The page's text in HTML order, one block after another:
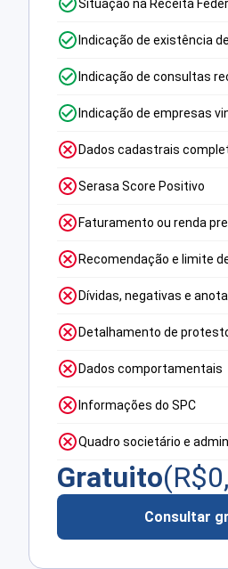
Situação na Receita
Indicação de existência
Indicação de consultas
Indicação de empresas
Dados cadastrais
Serasa Score Positivo
Faturamento ou renda
Recomendação e limite
Dívidas, negativas e
Detalhamento de
Dados comportamentais
Informações do SPC
Quadro societário e
Gratuito(R$
Consultar